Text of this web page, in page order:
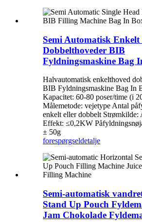
Semi Automatisk Enkelt
Dobbelthoveder BIB
Fyldningsmaskine Bag
Halvautomatisk enkelthoved
BIB Fyldningsmaskine Bag In
Kapacitet: 60-80 poser/time (i
Målemetode: vejetype Antal
enkelt eller dobbelt
Effekt: ≤0,2KW
± 50g
forespørgseldetalje
Semi-automatisk
Stand Up Pouch
Jam Chokolade